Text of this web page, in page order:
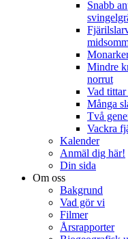
Snabb
Mindre
norrut
Vad tittar
Många
Två
Vackra
Kalender
Anmäl dig här!
Din sida
Om oss
Bakgrund
Vad gör vi
Filmer
Årsrapporter